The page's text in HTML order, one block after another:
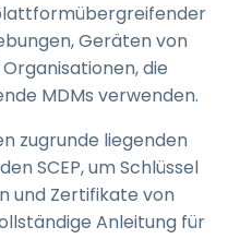
Geräten von
die
MDMs verwenden.
zugrunde liegenden
SCEP, um Schlüssel
und Zertifikate von
Anleitung für